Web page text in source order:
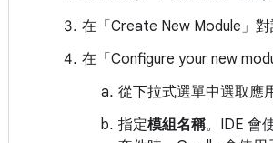
在「Create New Module」 對
在「Configure your new
從下拉式選單中選取應
指定模組名稱。IDE 會